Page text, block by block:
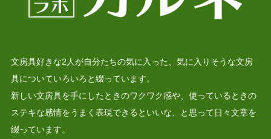
文房具好きな2人が自分たちの気に入った、気に入りそうな文房
具についていろいろと綴っています。
新しい文房具を手にしたときのワクワク感や、使っているときの
ステキな感情をうまく表現できるといいな、と思って日々文章を
綴っています。